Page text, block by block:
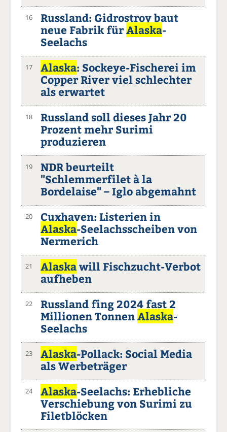
16
Russland: Gidrostroy baut
neue Fabrik fürAlaska-
Seelachs
17 Alaska: Sockeye-Fischerei im
Copper River viel schlechter
als erwartet
18
Russland soll dieses Jahr 20
Prozent mehr Surimi
produzieren
19
NDR beurteilt
"Schlemmerfilet à la
Bordelaise" – Iglo abgemahnt
20
Cuxhaven: Listerien in
Alaska-Seelachsscheiben von
Nermerich
21 Alaskawill Fischzucht-Verbot
aufheben
22
Russland fing 2024 fast 2
Millionen TonnenAlaska-
Seelachs
23 Alaska-Pollack: Social Media
als Werbeträger
24 Alaska-Seelachs: Erhebliche
Verschiebung von Surimi zu
Filetblöcken